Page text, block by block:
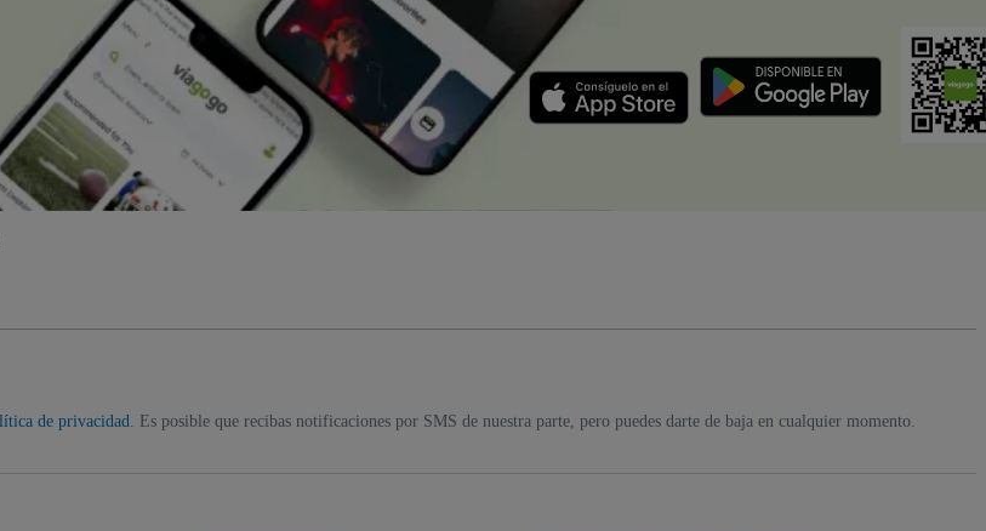
de privacidad . Es posible que recibas notificaciones por SMS de nuestra parte, pero puedes darte de baja en cualquier momento.